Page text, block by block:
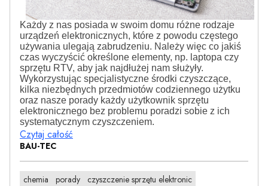
Każdy z nas posiada w swoim domu różne rodzaje
urządzeń elektronicznych, które z powodu częstego
używania ulegają zabrudzeniu. Należy więc co jakiś
czas wyczyścić określone elementy, np. laptopa czy
sprzętu RTV, aby jak najdłużej nam służyły.
Wykorzystując specjalistyczne środki czyszczące,
kilka niezbędnych przedmiotów codziennego użytku
oraz nasze porady każdy użytkownik sprzętu
elektronicznego bez problemu poradzi sobie z ich
systematycznym czyszczeniem.
Czytaj całość
BAU-TEC
chemia porady czyszczenie sprzętu elektronic